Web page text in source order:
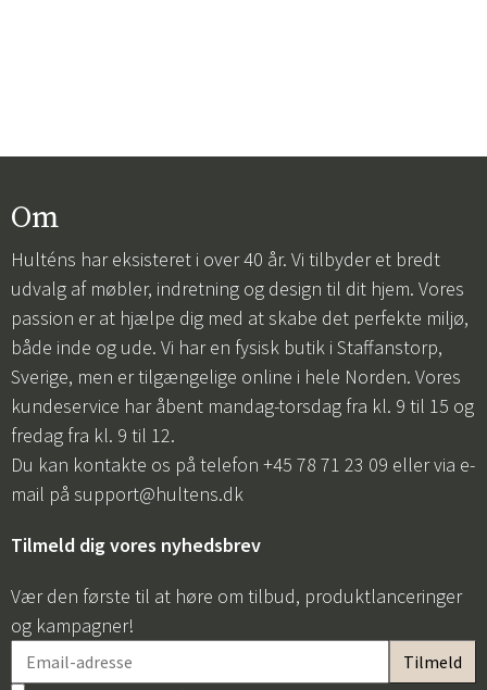
Om
Hulténs har eksisteret i over 40 år. Vi tilbyder et bredt
udvalg af møbler, indretning og design til dit hjem. Vores
passion er at hjælpe dig med at skabe det perfekte miljø,
både inde og ude. Vi har en fysisk butik i Staffanstorp,
Sverige, men er tilgængelige online i hele Norden. Vores
kundeservice har åbent mandag-torsdag fra kl. 9 til 15 og
fredag fra kl. 9 til 12.
Du kan kontakte os på telefon +45 78 71 23 09 eller via e-
mail på support@hultens.dk
Tilmeld dig vores nyhedsbrev
Vær den første til at høre om tilbud, produktlanceringer
og kampagner!